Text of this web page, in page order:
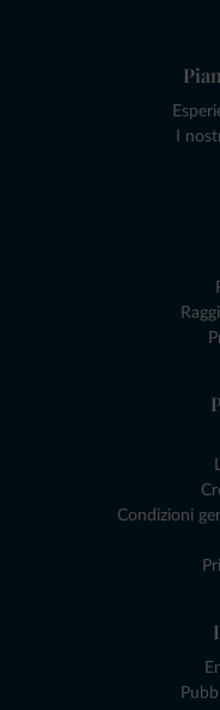
I
Condizioni